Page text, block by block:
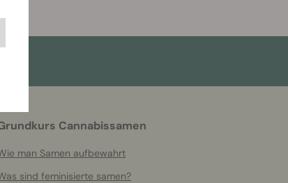
Cannabissamen
man Samen aufbewahrt
sind feminisierte samen?